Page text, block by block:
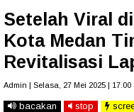
Setelah Viral
Kota Medan
Revitalisasi
Admin | Selasa, 27 Mei 2025 | 17.00
bacakan stop